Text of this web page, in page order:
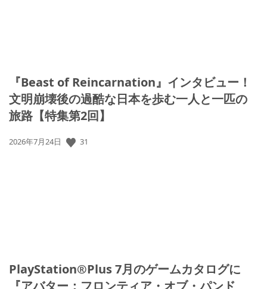
『Beast of Reincarnation』インタビュー！
文明崩壊後の過酷な日本を歩む一人と一匹の
旅路【特集第2回】
公
2026年7月24日 31
PlayStation®Plus 7月のゲームカタログに
『アバター：フロンティア・オブ・パンド